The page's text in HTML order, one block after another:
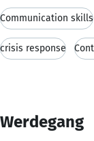
Communication skills
crisis response
Werdegang